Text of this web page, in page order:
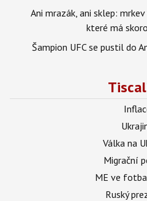
Ani mrazák, ani sklep:
které má
Šampion UFC se pustil do
Válka na
Migrační
ME ve
Ruský